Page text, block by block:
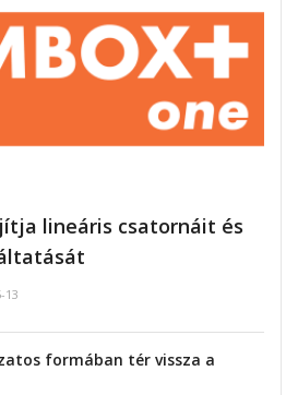
lineáris csatornáit és
13
formában tér vissza a